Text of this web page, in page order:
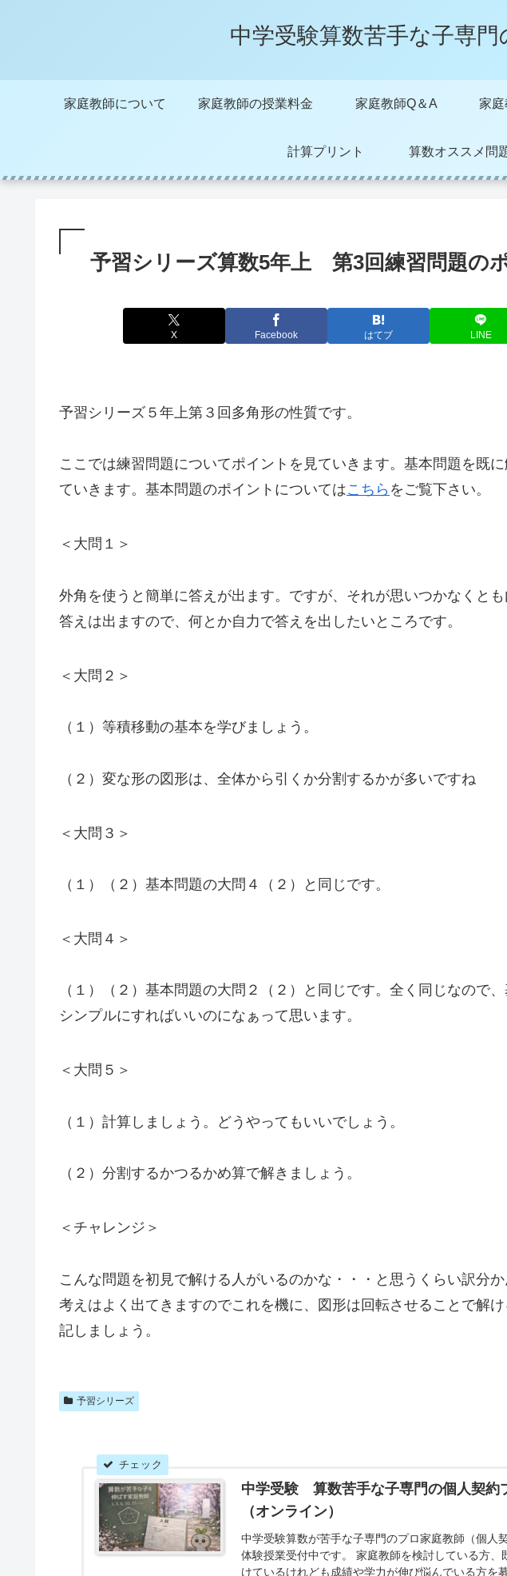
中学受験算数苦手な子専
家庭教師について 家庭教師の授業料金 家庭教師Q＆A 家
計算プリント 算数オススメ問
予習シリーズ算数5年上 第3回練習問題の
X Facebook はてブ LINE
予習シリーズ５年上第３回多角形の性質です。
ここでは練習問題についてポイントを見ていきます。基本問題を既
ていきます。基本問題のポイントについてはこちら をご覧下さい。
＜大問１＞
外角を使うと簡単に答えが出ます。ですが、それが思いつかなくと
答えは出ますので、何とか自力で答えを出したいところです。
＜大問２＞
（１）等積移動の基本を学びましょう。
（２）変な形の図形は、全体から引くか分割するかが多いですね
＜大問３＞
（１）（２）基本問題の大問４（２）と同じです。
＜大問４＞
（１）（２）基本問題の大問２（２）と同じです。全く同じなので
シンプルにすればいいのになぁって思います。
＜大問５＞
（１）計算しましょう。どうやってもいいでしょう。
（２）分割するかつるかめ算で解きましょう。
＜チャレンジ＞
こんな問題を初見で解ける人がいるのかな・・・と思うくらい訳分
考えはよく出てきますのでこれを機に、図形は回転させることで解
記しましょう。
予習シリーズ
中学受験 算数苦手な子専門の個人契約
（オンライン）
中学受験算数が苦手な子専門のプロ家庭教師（個人
体験授業受付中です。 家庭教師を検討している方、
けているけれども成績や学力が伸び悩んでいる方を